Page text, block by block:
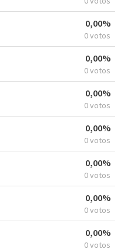
0,00%
0 votos
0,00%
0 votos
0,00%
0 votos
0,00%
0 votos
0,00%
0 votos
0,00%
0 votos
0,00%
0 votos